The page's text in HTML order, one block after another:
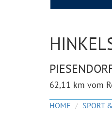
62,11 km vom
HOME SPORT